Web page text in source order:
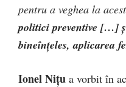
pentru a veghea la
politici preventive […]
bineînțeles, aplicarea
Ionel Niţu a vorbit în